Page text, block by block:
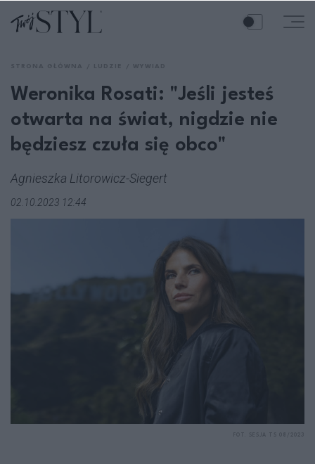
Weronika Rosati: "Jeśli jesteś
otwarta na świat, nigdzie nie
będziesz czuła się obco"
Agnieszka Litorowicz-Siegert
02.10.2023 12:44